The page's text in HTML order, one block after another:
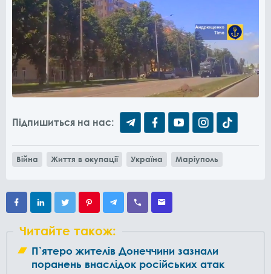
Підпишиться на нас:
Війна Життя в окупації Україна Маріуполь
Читайте також:
П’ятеро жителів Донеччини зазнали
поранень внаслідок російських атак